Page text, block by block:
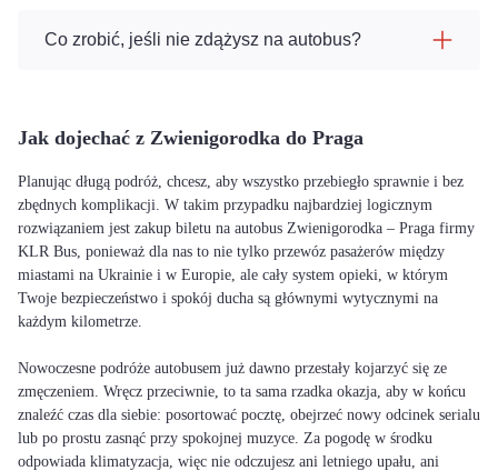
Co zrobić, jeśli nie zdążysz na autobus?
Jak dojechać z Zwienigorodka do Praga
Planując długą podróż, chcesz, aby wszystko przebiegło sprawnie i bez
zbędnych komplikacji. W takim przypadku najbardziej logicznym
rozwiązaniem jest zakup biletu na autobus Zwienigorodka – Praga firmy
KLR Bus, ponieważ dla nas to nie tylko przewóz pasażerów między
miastami na Ukrainie i w Europie, ale cały system opieki, w którym
Twoje bezpieczeństwo i spokój ducha są głównymi wytycznymi na
każdym kilometrze.
Nowoczesne podróże autobusem już dawno przestały kojarzyć się ze
zmęczeniem. Wręcz przeciwnie, to ta sama rzadka okazja, aby w końcu
znaleźć czas dla siebie: posortować pocztę, obejrzeć nowy odcinek serialu
lub po prostu zasnąć przy spokojnej muzyce. Za pogodę w środku
odpowiada klimatyzacja, więc nie odczujesz ani letniego upału, ani